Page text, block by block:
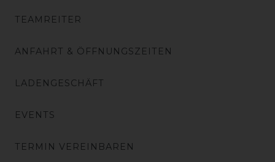
TEAMREITER
ANFAHRT & ÖFFNUNGSZEITEN
LADENGESCHÄFT
EVENTS
TERMIN VEREINBAREN